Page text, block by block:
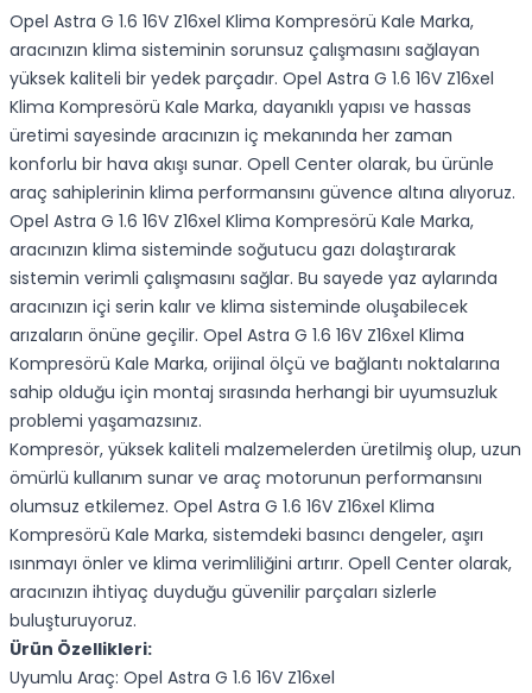
Opel Astra G 1.6 16V Z16xel Klima Kompresörü Kale Marka,
aracınızın klima sisteminin sorunsuz çalışmasını sağlayan
yüksek kaliteli bir yedek parçadır. Opel Astra G 1.6 16V Z16xel
Klima Kompresörü Kale Marka, dayanıklı yapısı ve hassas
üretimi sayesinde aracınızın iç mekanında her zaman
konforlu bir hava akışı sunar. Opell Center olarak, bu ürünle
araç sahiplerinin klima performansını güvence altına alıyoruz.
Opel Astra G 1.6 16V Z16xel Klima Kompresörü Kale Marka,
aracınızın klima sisteminde soğutucu gazı dolaştırarak
sistemin verimli çalışmasını sağlar. Bu sayede yaz aylarında
aracınızın içi serin kalır ve klima sisteminde oluşabilecek
arızaların önüne geçilir. Opel Astra G 1.6 16V Z16xel Klima
Kompresörü Kale Marka, orijinal ölçü ve bağlantı noktalarına
sahip olduğu için montaj sırasında herhangi bir uyumsuzluk
problemi yaşamazsınız.
Kompresör, yüksek kaliteli malzemelerden üretilmiş olup, uzun
ömürlü kullanım sunar ve araç motorunun performansını
olumsuz etkilemez. Opel Astra G 1.6 16V Z16xel Klima
Kompresörü Kale Marka, sistemdeki basıncı dengeler, aşırı
ısınmayı önler ve klima verimliliğini artırır. Opell Center olarak,
aracınızın ihtiyaç duyduğu güvenilir parçaları sizlerle
buluşturuyoruz.
Ürün Özellikleri:
Uyumlu Araç: Opel Astra G 1.6 16V Z16xel